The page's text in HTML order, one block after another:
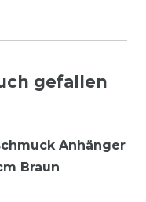
gefallen
Anhänger
Braun